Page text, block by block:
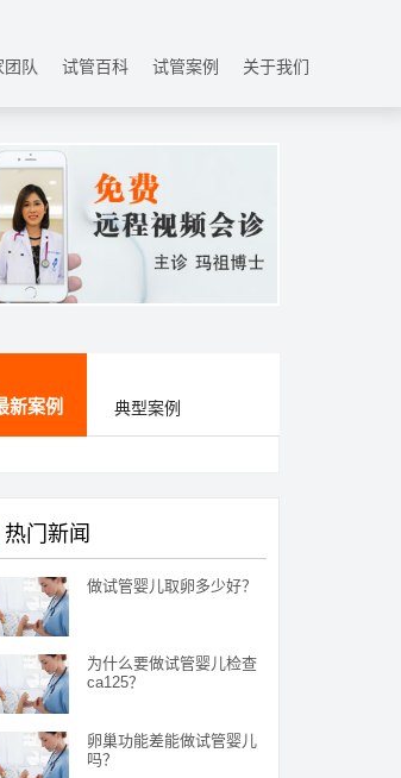
团队 试管百科 试管案例 关于我们
新案例 典型案例
热门新闻
做试管婴儿取卵多少好？
为什么要做试管婴儿检查
ca125？
卵巢功能差能做试管婴儿
吗？